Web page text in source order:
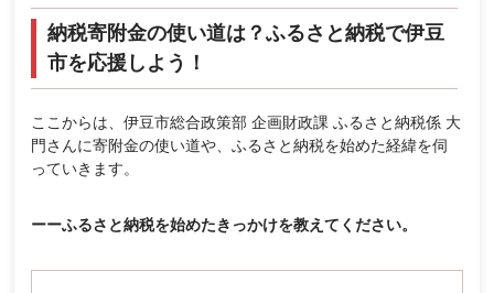
納税寄附金の使い道は？ふるさと納税で伊豆
市を応援しよう！
ここからは、伊豆市総合政策部 企画財政課 ふるさと納税係 大
門さんに寄附金の使い道や、ふるさと納税を始めた経緯を伺
っていきます。
ーーふるさと納税を始めたきっかけを教えてください。